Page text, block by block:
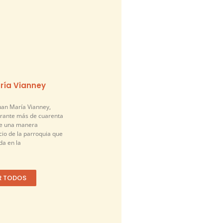
Vianney
María Vianney,
más de cuarenta
una manera
de la parroquia que
en la
TODOS